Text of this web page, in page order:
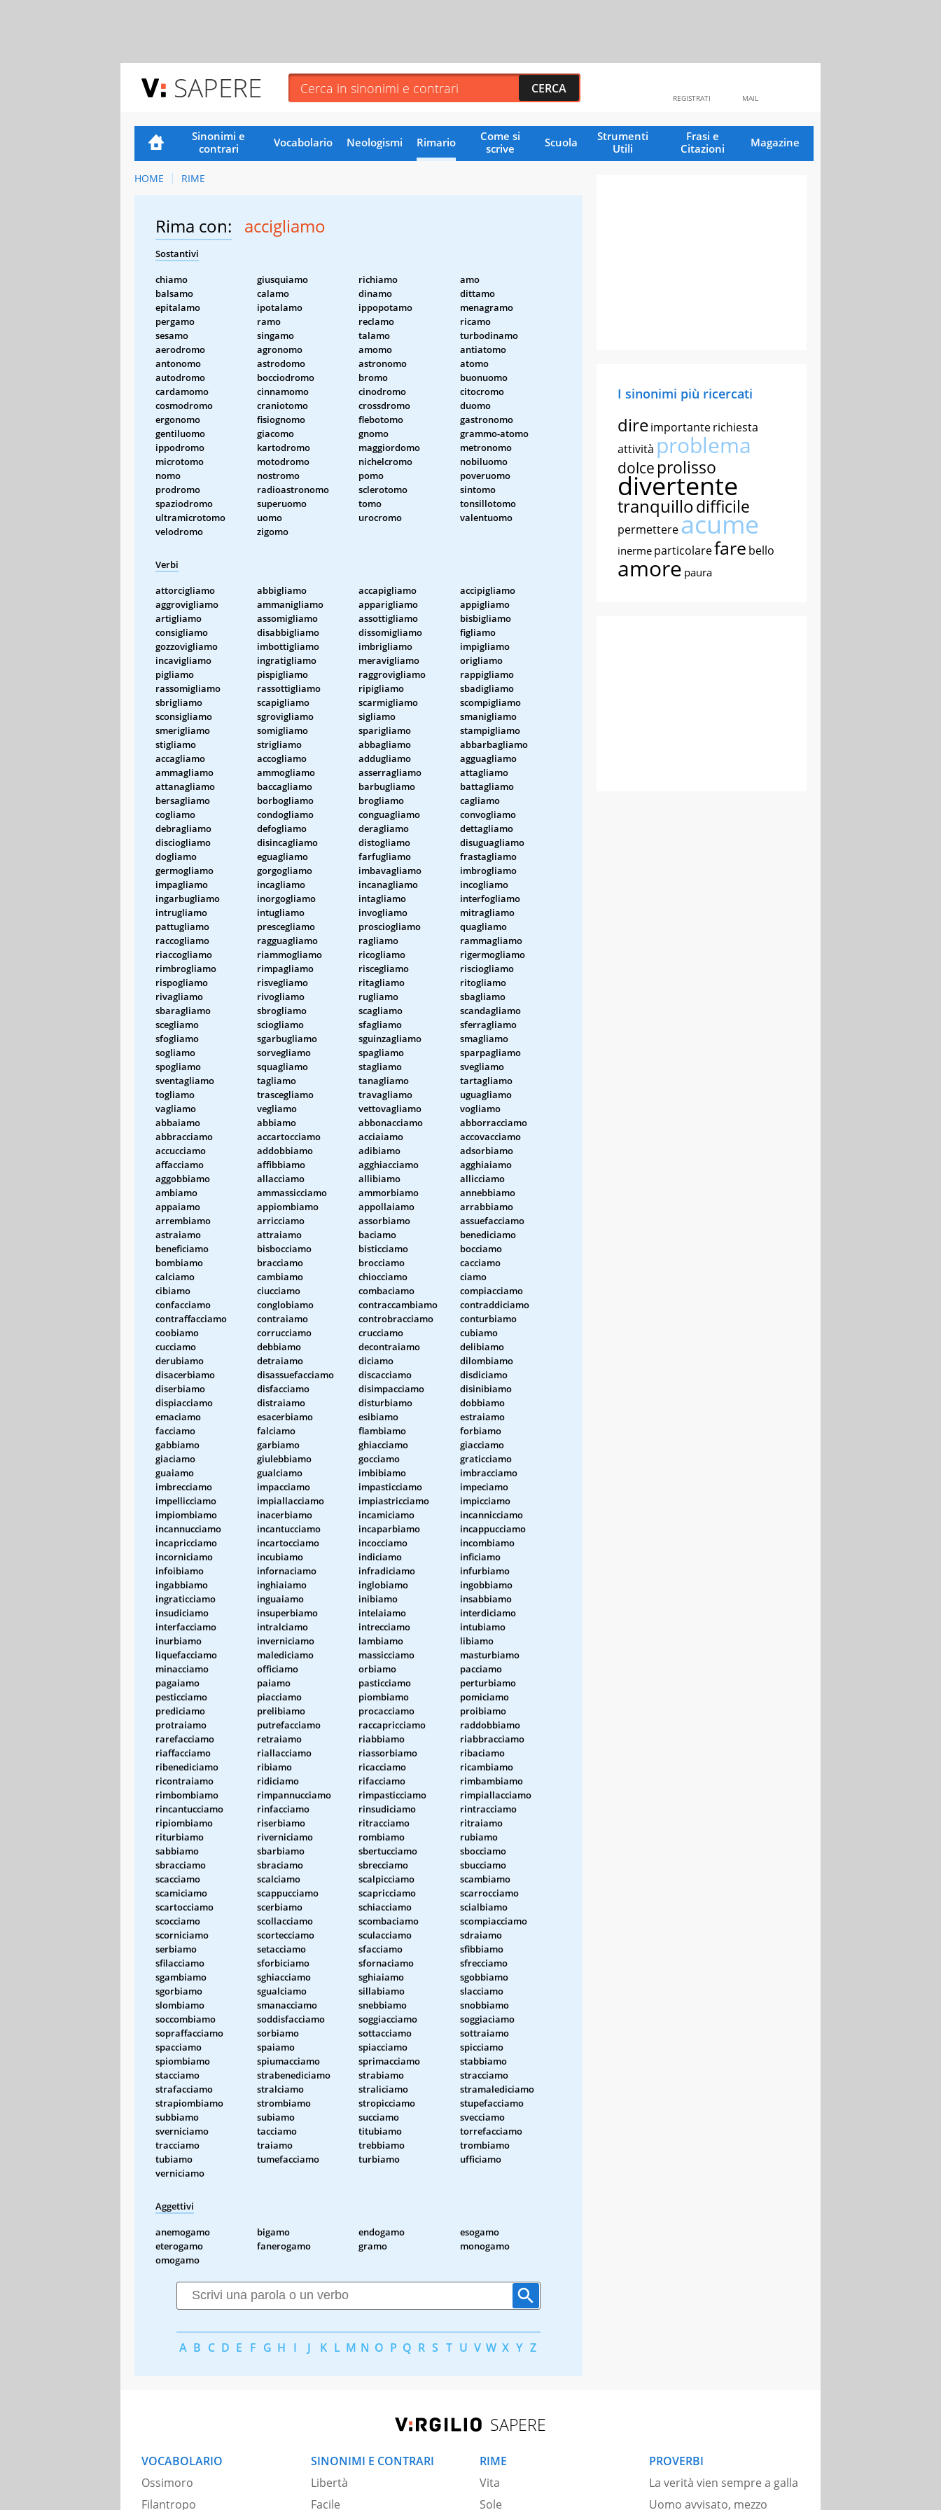
SAPERE MAIL
REGISTRATI
Sinonimi e
contrari
Vocabolario Neologismi Rimario
Come si
scrive
Scuola
Strumenti
Utili
Frasi e
Citazioni
Magazine
HOME RIME
Rima con: accigliamo
Sostantivi
chiamo giusquiamo richiamo
amo
balsamo
calamo dinamo
dittamo
epitalamo
ipotalamo ippopotamo
menagramo
pergamo
ramo reclamo
ricamo
sesamo
singamo talamo
turbodinamo
aerodromo
agronomo amomo
antiatomo
antonomo
astrodomo astronomo
atomo
autodromo
bocciodromo bromo
buonuomo
cardamomo
cinnamomo cinodromo
citocromo
cosmodromo
craniotomo crossdromo
duomo
ergonomo
fisiognomo flebotomo
gastronomo
gentiluomo
giacomo gnomo
grammo-atomo
ippodromo
kartodromo maggiordomo
metronomo
microtomo
motodromo nichelcromo
nobiluomo
nomo
nostromo pomo
poveruomo
prodromo
radioastronomo sclerotomo
sintomo
spaziodromo
superuomo tomo
tonsillotomo
ultramicrotomo
uomo urocromo
valentuomo
velodromo
zigomo
Verbi
attorcigliamo abbigliamo accapigliamo
accipigliamo
aggrovigliamo
ammanigliamo apparigliamo
appigliamo
artigliamo
assomigliamo assottigliamo
bisbigliamo
consigliamo
disabbigliamo dissomigliamo
figliamo
gozzovigliamo
imbottigliamo imbrigliamo
impigliamo
incavigliamo
ingratigliamo meravigliamo
origliamo
pigliamo
pispigliamo raggrovigliamo
rappigliamo
rassomigliamo
rassottigliamo ripigliamo
sbadigliamo
sbrigliamo
scapigliamo scarmigliamo
scompigliamo
sconsigliamo
sgrovigliamo sigliamo
smanigliamo
smerigliamo
somigliamo sparigliamo
stampigliamo
stigliamo
strigliamo abbagliamo
abbarbagliamo
accagliamo
accogliamo addugliamo
agguagliamo
ammagliamo
ammogliamo asserragliamo
attagliamo
attanagliamo
baccagliamo barbugliamo
battagliamo
bersagliamo
borbogliamo brogliamo
cagliamo
cogliamo
condogliamo conguagliamo
convogliamo
debragliamo
defogliamo deragliamo
dettagliamo
disciogliamo
disincagliamo distogliamo
disuguagliamo
dogliamo
eguagliamo farfugliamo
frastagliamo
germogliamo
gorgogliamo imbavagliamo
imbrogliamo
impagliamo
incagliamo incanagliamo
incogliamo
ingarbugliamo
inorgogliamo intagliamo
interfogliamo
intrugliamo
intugliamo invogliamo
mitragliamo
pattugliamo
prescegliamo prosciogliamo
quagliamo
raccogliamo
ragguagliamo ragliamo
rammagliamo
riaccogliamo
riammogliamo ricogliamo
rigermogliamo
rimbrogliamo
rimpagliamo riscegliamo
risciogliamo
rispogliamo
risvegliamo ritagliamo
ritogliamo
rivagliamo
rivogliamo rugliamo
sbagliamo
sbaragliamo
sbrogliamo scagliamo
scandagliamo
scegliamo
sciogliamo sfagliamo
sferragliamo
sfogliamo
sgarbugliamo sguinzagliamo
smagliamo
sogliamo
sorvegliamo spagliamo
sparpagliamo
spogliamo
squagliamo stagliamo
svegliamo
sventagliamo
tagliamo tanagliamo
tartagliamo
togliamo
trascegliamo travagliamo
uguagliamo
vagliamo
vegliamo vettovagliamo
vogliamo
abbaiamo
abbiamo abbonacciamo
abborracciamo
abbracciamo
accartocciamo acciaiamo
accovacciamo
accucciamo
addobbiamo adibiamo
adsorbiamo
affacciamo
affibbiamo agghiacciamo
agghiaiamo
aggobbiamo
allacciamo allibiamo
allicciamo
ambiamo
ammassicciamo ammorbiamo
annebbiamo
appaiamo
appiombiamo appollaiamo
arrabbiamo
arrembiamo
arricciamo assorbiamo
assuefacciamo
astraiamo
attraiamo baciamo
benediciamo
beneficiamo
bisbocciamo bisticciamo
bocciamo
bombiamo
bracciamo brocciamo
cacciamo
calciamo
cambiamo chiocciamo
ciamo
cibiamo
ciucciamo combaciamo
compiacciamo
confacciamo
conglobiamo contraccambiamo
contraddiciamo
contraffacciamo
contraiamo controbracciamo
conturbiamo
coobiamo
corrucciamo crucciamo
cubiamo
cucciamo
debbiamo decontraiamo
delibiamo
derubiamo
detraiamo diciamo
dilombiamo
disacerbiamo
disassuefacciamo discacciamo
disdiciamo
diserbiamo
disfacciamo disimpacciamo
disinibiamo
dispiacciamo
distraiamo disturbiamo
dobbiamo
emaciamo
esacerbiamo esibiamo
estraiamo
facciamo
falciamo flambiamo
forbiamo
gabbiamo
garbiamo ghiacciamo
giacciamo
giaciamo
giulebbiamo gocciamo
graticciamo
guaiamo
gualciamo imbibiamo
imbracciamo
imbrecciamo
impacciamo impasticciamo
impeciamo
impellicciamo
impiallacciamo impiastricciamo
impicciamo
impiombiamo
inacerbiamo incamiciamo
incannicciamo
incannucciamo
incantucciamo incaparbiamo
incappucciamo
incapricciamo
incartocciamo incocciamo
incombiamo
incorniciamo
incubiamo indiciamo
inficiamo
infoibiamo
infornaciamo infradiciamo
infurbiamo
ingabbiamo
inghiaiamo inglobiamo
ingobbiamo
ingraticciamo
inguaiamo inibiamo
insabbiamo
insudiciamo
insuperbiamo intelaiamo
interdiciamo
interfacciamo
intralciamo intrecciamo
intubiamo
inurbiamo
inverniciamo lambiamo
libiamo
liquefacciamo
malediciamo massicciamo
masturbiamo
minacciamo
officiamo orbiamo
pacciamo
pagaiamo
paiamo pasticciamo
perturbiamo
pesticciamo
piacciamo piombiamo
pomiciamo
prediciamo
prelibiamo procacciamo
proibiamo
protraiamo
putrefacciamo raccapricciamo
raddobbiamo
rarefacciamo
retraiamo riabbiamo
riabbracciamo
riaffacciamo
riallacciamo riassorbiamo
ribaciamo
ribenediciamo
ribiamo ricacciamo
ricambiamo
ricontraiamo
ridiciamo rifacciamo
rimbambiamo
rimbombiamo
rimpannucciamo rimpasticciamo
rimpiallacciamo
rincantucciamo
rinfacciamo rinsudiciamo
rintracciamo
ripiombiamo
riserbiamo ritracciamo
ritraiamo
riturbiamo
riverniciamo rombiamo
rubiamo
sabbiamo
sbarbiamo sbertucciamo
sbocciamo
sbracciamo
sbraciamo sbrecciamo
sbucciamo
scacciamo
scalciamo scalpicciamo
scambiamo
scamiciamo
scappucciamo scapricciamo
scarrocciamo
scartocciamo
scerbiamo schiacciamo
scialbiamo
scocciamo
scollacciamo scombaciamo
scompiacciamo
scorniciamo
scortecciamo sculacciamo
sdraiamo
serbiamo
setacciamo sfacciamo
sfibbiamo
sfilacciamo
sforbiciamo sfornaciamo
sfrecciamo
sgambiamo
sghiacciamo sghiaiamo
sgobbiamo
sgorbiamo
sgualciamo sillabiamo
slacciamo
slombiamo
smanacciamo snebbiamo
snobbiamo
soccombiamo
soddisfacciamo soggiacciamo
soggiaciamo
sopraffacciamo
sorbiamo sottacciamo
sottraiamo
spacciamo
spaiamo spiacciamo
spicciamo
spiombiamo
spiumacciamo sprimacciamo
stabbiamo
stacciamo
strabenediciamo strabiamo
stracciamo
strafacciamo
stralciamo straliciamo
stramalediciamo
strapiombiamo
strombiamo stropicciamo
stupefacciamo
subbiamo
subiamo succiamo
svecciamo
sverniciamo
tacciamo titubiamo
torrefacciamo
tracciamo
traiamo trebbiamo
trombiamo
tubiamo
tumefacciamo turbiamo
ufficiamo
verniciamo
Aggettivi
anemogamo bigamo endogamo
esogamo
eterogamo
fanerogamo gramo
monogamo
omogamo
A B C D E F G H I J K L M N O P Q R S T U V W X Y Z
I sinonimi più ricercati
direimportanterichiesta
attività problema
dolce prolisso
divertente
tranquillodifficile
permettereacume
inerme particolarefare bello
amore paura
SAPERE
VOCABOLARIO
Ossimoro
Filantropo
SINONIMI E CONTRARI
Libertà
Facile
RIME
Vita
Sole
PROVERBI
La verità vien sempre a galla
Uomo avvisato, mezzo